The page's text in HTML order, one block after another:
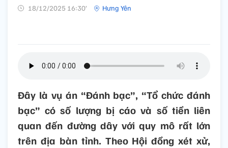
18/12/2025 16:30’ Hưng Yên
Đây là vụ án “Đánh bạc”, “Tổ chức đánh
bạc” có số lượng bị cáo và số tiền liên
quan đến đường dây với quy mô rất lớn
trên địa bàn tỉnh. Theo Hội đồng xét xử,